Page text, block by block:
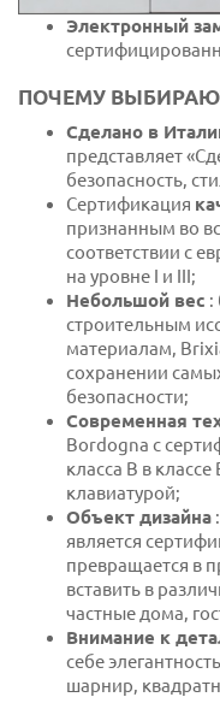
Электронный
ПОЧЕМУ
Сделано в
представляет
безопасность,
Сертификация
признанным во
соответствии с
на уровне I и III;
Небольшой вес :
строительным
материалам,
сохранении
безопасности;
Современная
Bordogna с
класса B в
клавиатурой;
Объект дизайна
является
превращается в
вставить в
частные дома,
Внимание к
себе
шарнир,